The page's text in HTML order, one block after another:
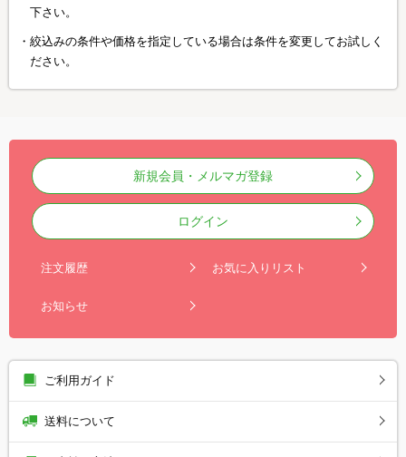
下さい。
絞込みの条件や価格を指定している場合は条件を変更してお試しく
ださい。
新規会員・メルマガ登録
ログイン
注文履歴 お気に入りリスト
お知らせ
ご利用ガイド
送料について